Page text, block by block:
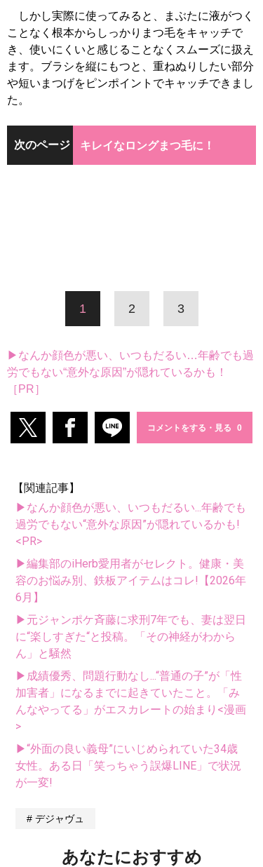
しかし実際に使ってみると、まぶたに液がつく
ことなく根本からしっかりまつ毛をキャッチで
き、使いにくいと感じることなくスムーズに扱え
ます。ブラシを縦にもつと、重ねぬりしたい部分
や短いまつげをピンポイントでキャッチできまし
た。
次のページ キレイなロングまつ毛に！
1 2 3
▶なんか顔色が悪い、いつもだるい…年齢でも過
労でもない“意外な原因”が隠れているかも！
［PR］
コメントをする・見る
【関連記事】
▶なんか顔色が悪い、いつもだるい...年齢でも
過労でもない“意外な原因”が隠れているかも!
<PR>
▶編集部のiHerb愛用者がセレクト。健康・美
容のお悩み別、鉄板アイテムはコレ!【2026年
6月】
▶元ジャンポケ斉藤に求刑7年でも、妻は翌日
に“楽しすぎた“と投稿。「その神経がわから
ん」と騒然
▶成績優秀、問題行動なし...“普通の子”が「性
加害者」になるまでに起きていたこと。「み
んなやってる」がエスカレートの始まり<漫画
>
▶“外面の良い義母”にいじめられていた34歳
女性。ある日「笑っちゃう誤爆LINE」で状況
が一変!
デジャヴュ
あなたにおすすめ